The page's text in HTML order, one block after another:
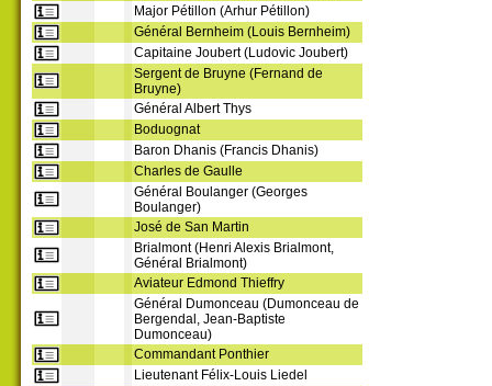
Major Pétillon (Arhur Pétillon)
Général Bernheim (Louis Bernheim)
Capitaine Joubert (Ludovic Joubert)
Sergent de Bruyne (Fernand de
Bruyne)
Général Albert Thys
Boduognat
Baron Dhanis (Francis Dhanis)
Charles de Gaulle
Général Boulanger (Georges
Boulanger)
José de San Martin
Brialmont (Henri Alexis Brialmont,
Général Brialmont)
Aviateur Edmond Thieffry
Général Dumonceau (Dumonceau de
Bergendal, Jean-Baptiste
Dumonceau)
Commandant Ponthier
Lieutenant Félix-Louis Liedel